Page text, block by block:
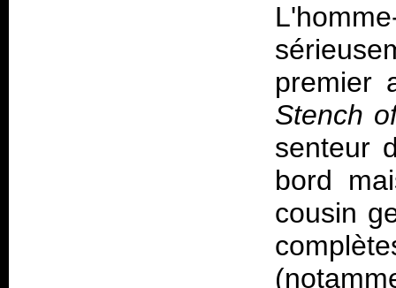
premier
Stench
senteur
bord
cousin